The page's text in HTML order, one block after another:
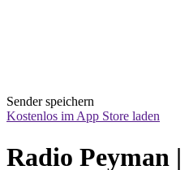
Sender speichern
Kostenlos im App Store laden